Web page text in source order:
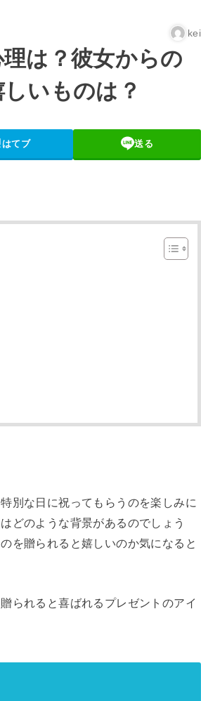
kei
は？彼女からの
いものは？
はてブ 送る
別な日に祝ってもらうのを楽しみに
どのような背景があるのでしょう
を贈られると嬉しいのか気になると
られると喜ばれるプレゼントのアイ